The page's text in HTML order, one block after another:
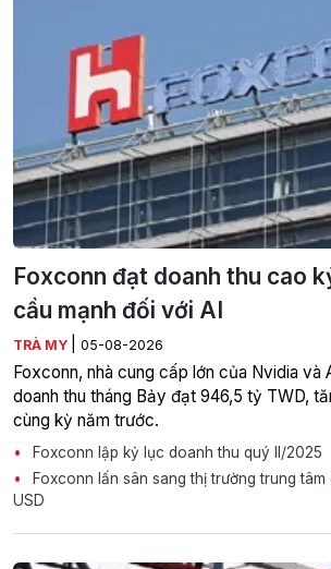
Foxconn đạt doanh thu cao
cầu mạnh đối với AI
TRÀ MY 05-08-2026
Foxconn, nhà cung cấp lớn của Nvidia và
doanh thu tháng Bảy đạt 946,5 tỷ TWD,
cùng kỳ năm trước.
Foxconn lập kỷ lục doanh thu quý II/2025
Foxconn lấn sân sang thị trường trung tâm
USD